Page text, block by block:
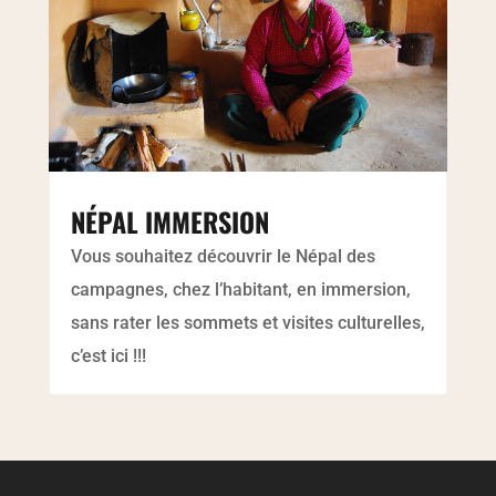
NÉPAL IMMERSION
Vous souhaitez découvrir le Népal des
campagnes, chez l’habitant, en immersion,
sans rater les sommets et visites culturelles,
c’est ici !!!